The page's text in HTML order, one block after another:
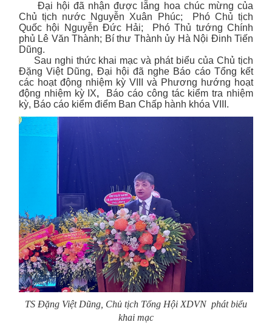
Đại hội đã nhận được lẵng hoa chúc mừng của
Chủ tịch nước Nguyễn Xuân Phúc; Phó Chủ tịch
Quốc hội Nguyễn Đức Hải; Phó Thủ tướng Chính
phủ Lê Văn Thành; Bí thư Thành ủy Hà Nội Đinh Tiến
Dũng.
Sau nghi thức khai mạc và phát biểu của Chủ tịch
Đặng Việt Dũng, Đại hội đã nghe Báo cáo Tổng kết
các hoạt động nhiệm kỳ VIII và Phương hướng hoạt
động nhiệm kỳ IX,
Báo cáo công tác kiểm tra nhiệm
kỳ, Báo cáo kiểm điểm Ban Chấp hành khóa VIII.
TS Đặng Việt Dũng, Chủ tịch Tổng Hội XDVN phát biểu
khai mạc